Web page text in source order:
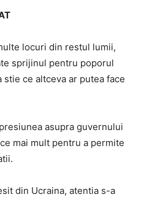
locuri din restul lumii,
sprijinul pentru poporul
ce altceva ar putea face
asupra guvernului
mai mult pentru a permite
din Ucraina, atentia s-a